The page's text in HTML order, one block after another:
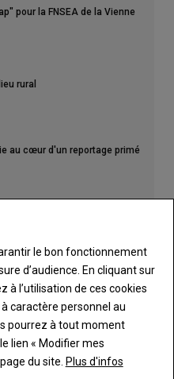
pour la FNSEA de la Vienne
rural
au cœur d'un reportage primé
le bon fonctionnement
d’audience. En cliquant sur
à l’utilisation de ces cookies
caractère personnel au
pourrez à tout moment
lien « Modifier mes
du site. Plus d'infos